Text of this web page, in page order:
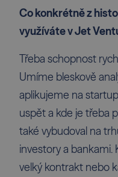
Co konkrétně z
využíváte v Jet
Třeba schopnost
Umíme bleskově
aplikujeme na
uspět a kde je třeba
také vybudoval na
investory a bankami.
velký kontrakt nebo